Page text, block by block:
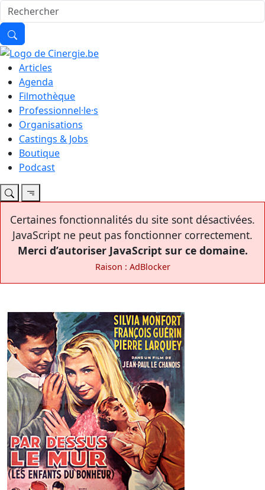
Articles
Agenda
Filmothèque
Professionnel·le·s
Organisations
Castings & Jobs
Boutique
Podcast
Certaines fonctionnalités du site sont désactivées.
JavaScript ne peut pas fonctionner correctement.
Merci d’autoriser JavaScript sur ce domaine.
Raison : AdBlocker